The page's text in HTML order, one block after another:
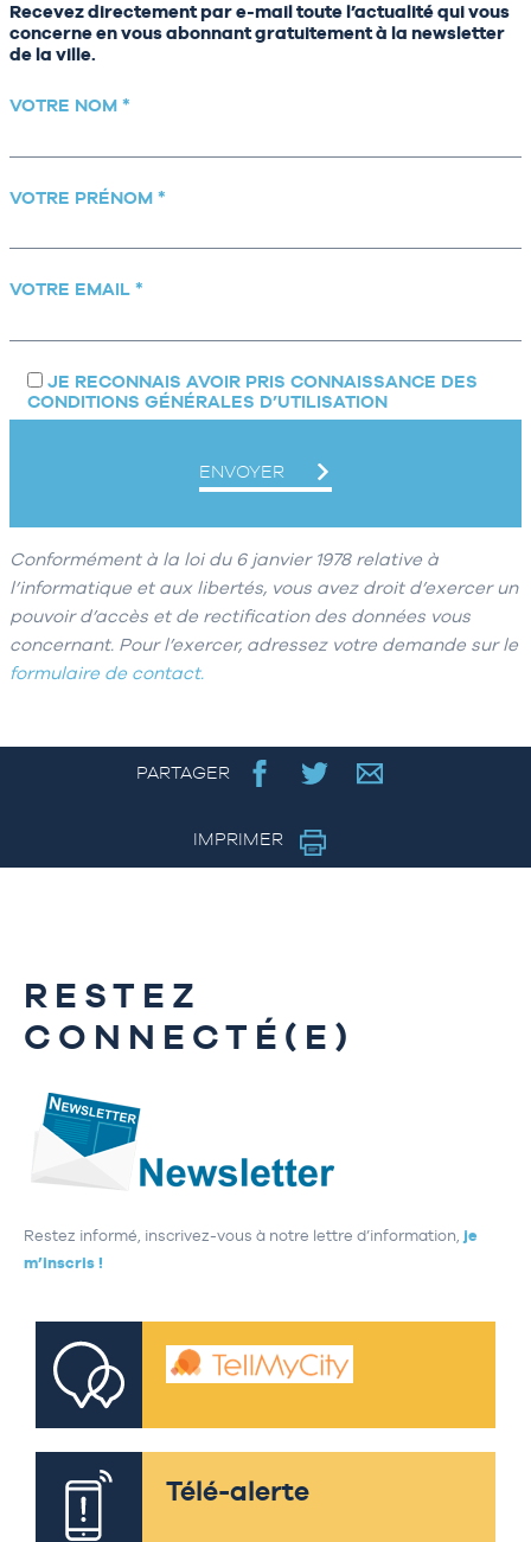
Recevez directement par e-mail toute l’actualité qui vous
concerne en vous abonnant gratuitement à la newsletter
de la ville.
VOTRE NOM *
VOTRE PRÉNOM *
VOTRE EMAIL *
JE RECONNAIS AVOIR PRIS CONNAISSANCE DES
CONDITIONS GÉNÉRALES D’UTILISATION
ENVOYER
ALTERNATIVE:
Conformément à la loi du 6 janvier 1978 relative à
l’informatique et aux libertés, vous avez droit d’exercer un
pouvoir d’accès et de rectification des données vous
concernant. Pour l’exercer, adressez votre demande sur le
formulaire de contact.
PARTAGER
IMPRIMER
RESTEZ
CONNECTÉ(E)
Restez informé, inscrivez-vous à notre lettre d’information, je
m’inscris !
Télé-alerte